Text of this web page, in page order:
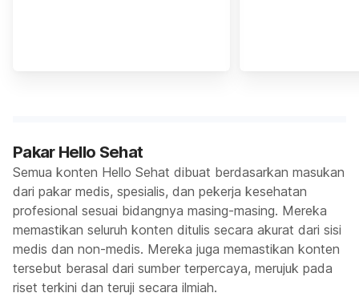
Pakar Hello Sehat
Semua konten Hello Sehat dibuat berdasarkan masukan
dari pakar medis, spesialis, dan pekerja kesehatan
profesional sesuai bidangnya masing-masing. Mereka
memastikan seluruh konten ditulis secara akurat dari sisi
medis dan non-medis. Mereka juga memastikan konten
tersebut berasal dari sumber terpercaya, merujuk pada
riset terkini dan teruji secara ilmiah.